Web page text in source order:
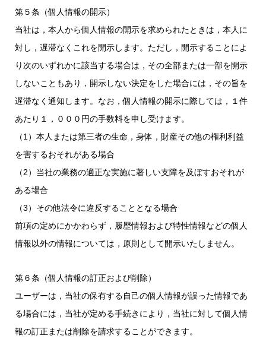
第５条（個人情報の開示）
当社は，本人から個人情報の開示を求められたときは，本人に
対し，遅滞なくこれを開示します。ただし，開示することによ
り次のいずれかに該当する場合は，その全部または一部を開示
しないこともあり，開示しない決定をした場合には，その旨を
遅滞なく通知します。なお，個人情報の開示に際しては，１件
あたり１，０００円の手数料を申し受けます。
（1）本人または第三者の生命，身体，財産その他の権利利益
を害するおそれがある場合
（2）当社の業務の適正な実施に著しい支障を及ぼすおそれが
ある場合
（3）その他法令に違反することとなる場合
前項の定めにかかわらず，履歴情報および特性情報などの個人
情報以外の情報については，原則として開示いたしません。
第６条（個人情報の訂正および削除）
ユーザーは，当社の保有する自己の個人情報が誤った情報であ
る場合には，当社が定める手続きにより，当社に対して個人情
報の訂正または削除を請求することができます。